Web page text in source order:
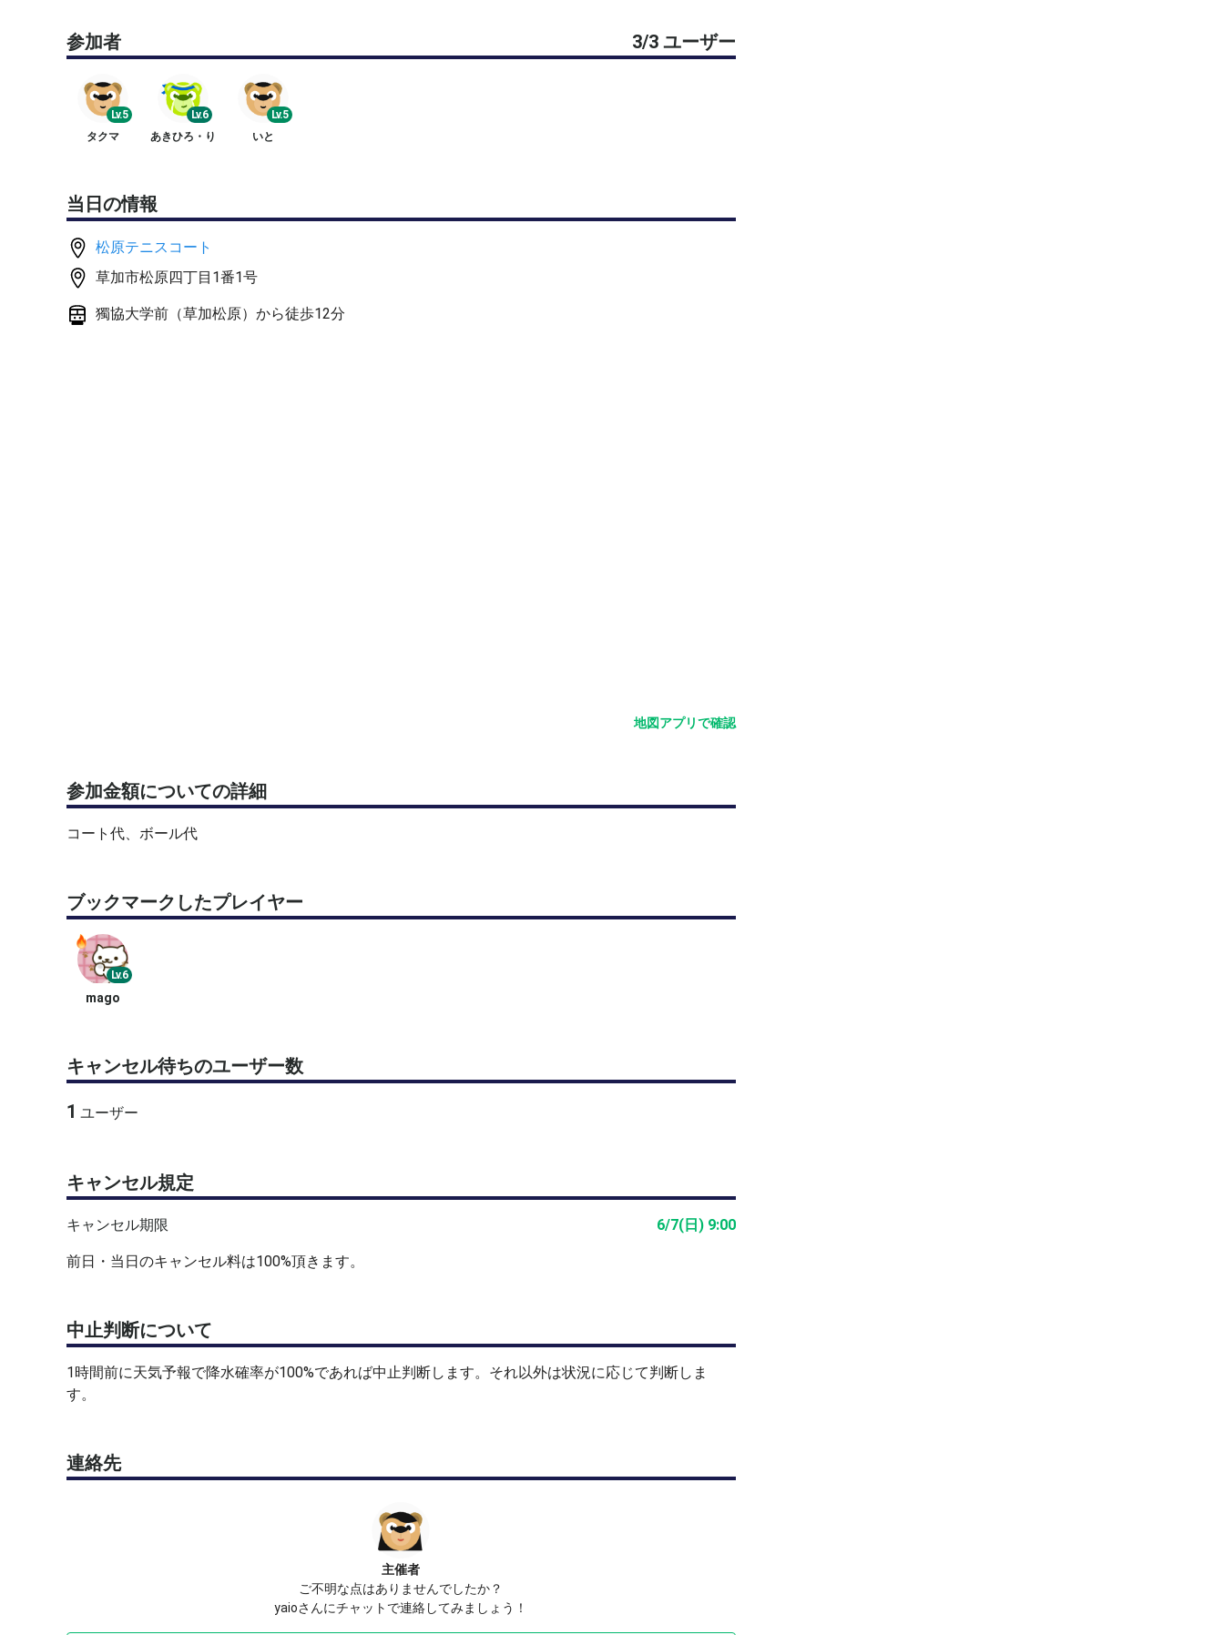
・定員到達前に締め切ることがあります。
・天候不良（風雨、高温等）による中止等は1時間前目途に連絡します。
参加者 3/3 ユーザー
Lv.5
タクマ
Lv.6
あきひろ・り
Lv.5
いと
当日の情報
松原テニスコート
草加市松原四丁目1番1号
獨協大学前（草加松原）から徒歩12分
地図アプリで確認
参加金額についての詳細
コート代、ボール代
ブックマークしたプレイヤー
Lv.6
mago
キャンセル待ちのユーザー数
1 ユーザー
キャンセル規定
キャンセル期限 6/7(日) 9:00
前日・当日のキャンセル料は100%頂きます。
中止判断について
1時間前に天気予報で降水確率が100%であれば中止判断します。それ以外は状況に応じて判断しま
す。
連絡先
主催者
ご不明な点はありませんでしたか？
yaioさんにチャットで連絡してみましょう！